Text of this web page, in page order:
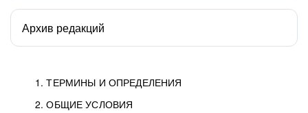
1. ТЕРМИНЫ И ОПРЕДЕЛЕНИЯ
2. ОБЩИЕ УСЛОВИЯ
Архив редакций